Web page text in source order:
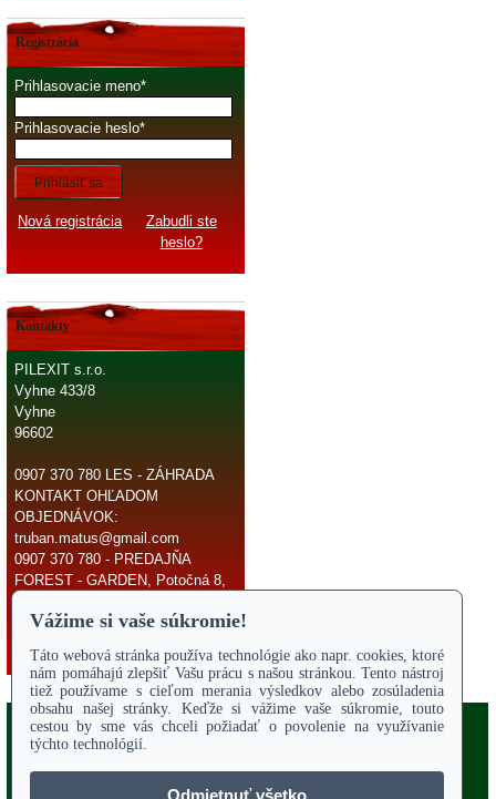
Registrácia
Prihlasovacie meno
Prihlasovacie heslo
Prihlásiť sa
Nová registrácia
Zabudli ste
heslo?
Kontakty
PILEXIT s.r.o.
Vyhne 433/8
Vyhne
96602
0907 370 780 LES - ZÁHRADA
KONTAKT OHĽADOM
OBJEDNÁVOK:
truban.matus@gmail.com
0907 370 780 - PREDAJŇA
FOREST - GARDEN, Potočná 8,
Copyright 2017Odstúpiť od zmluvy
ÚVODNÁ STRANA